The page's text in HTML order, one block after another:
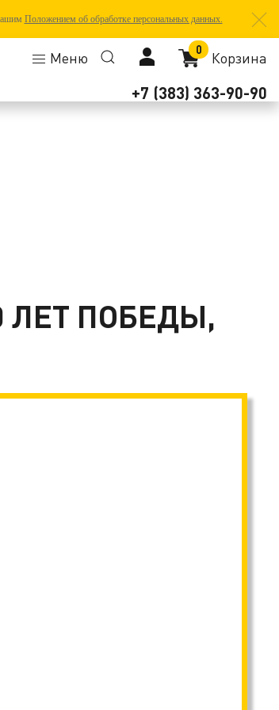
Положением об обработке персональных данных.
Меню 0 Корзина
+7 (383) 363-90-90
ЛЕТ ПОБЕДЫ,